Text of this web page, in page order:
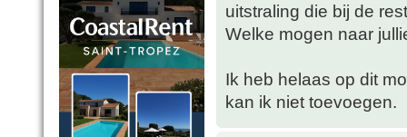
uitstraling die bij de
Welke mogen naar
Ik heb helaas op dit
kan ik niet toevoegen.